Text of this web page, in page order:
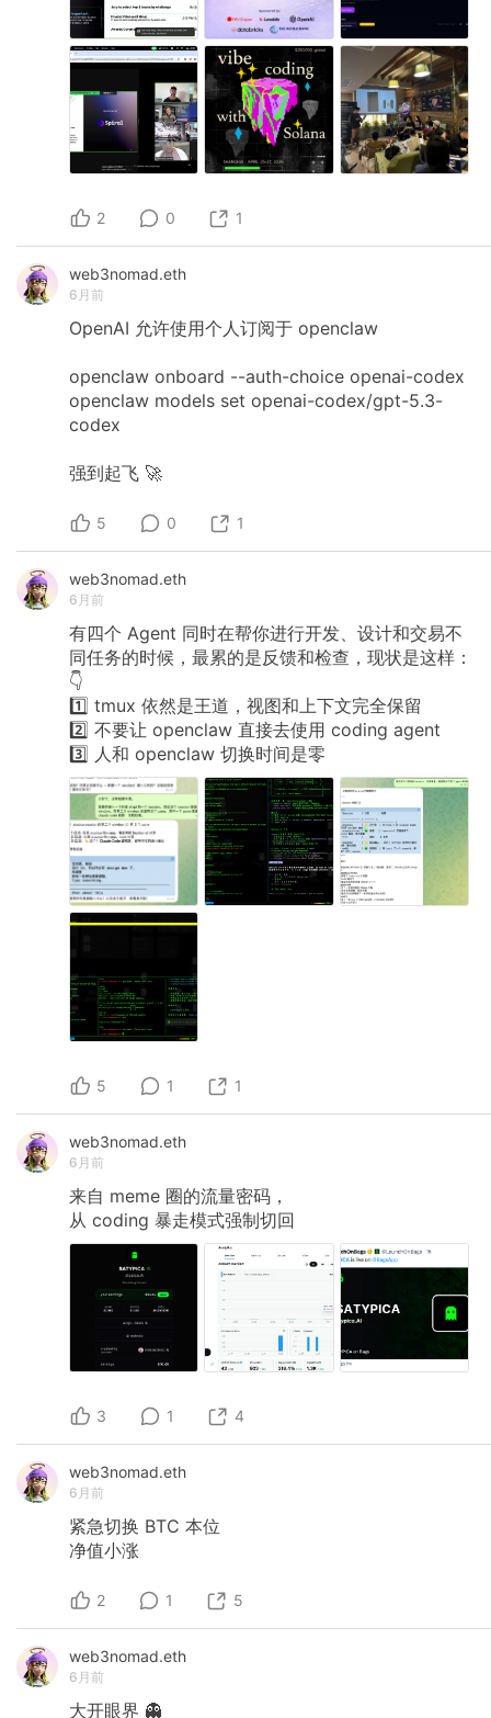
2 0 1
web3nomad.eth
6月前
OpenAI 允许使用个人订阅于 openclaw
openclaw onboard --auth-choice openai-codex
openclaw models set openai-codex/gpt-5.3-
codex
强到起飞 🚀
5 0 1
web3nomad.eth
6月前
有四个 Agent 同时在帮你进行开发、设计和交易不
同任务的时候，最累的是反馈和检查，现状是这样：
👇
1️⃣ tmux 依然是王道，视图和上下文完全保留
2️⃣ 不要让 openclaw 直接去使用 coding agent
3️⃣ 人和 openclaw 切换时间是零
5 1 1
web3nomad.eth
6月前
来自 meme 圈的流量密码，
从 coding 暴走模式强制切回
3 1 4
web3nomad.eth
6月前
紧急切换 BTC 本位
净值小涨
2 1 5
web3nomad.eth
6月前
大开眼界 👻